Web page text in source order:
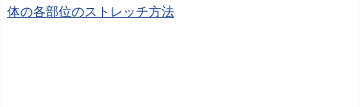
体の各部位のストレッチ方法